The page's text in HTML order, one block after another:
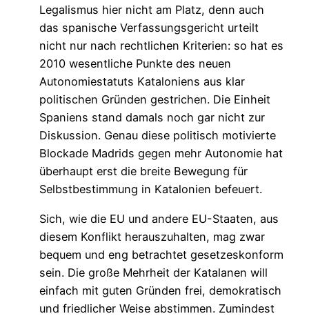
Legalismus hier nicht am Platz, denn auch
das spanische Verfassungsgericht urteilt
nicht nur nach rechtlichen Kriterien: so hat es
2010 wesentliche Punkte des neuen
Autonomiestatuts Kataloniens aus klar
politischen Gründen gestrichen. Die Einheit
Spaniens stand damals noch gar nicht zur
Diskussion. Genau diese politisch motivierte
Blockade Madrids gegen mehr Autonomie hat
überhaupt erst die breite Bewegung für
Selbstbestimmung in Katalonien befeuert.
Sich, wie die EU und andere EU-Staaten, aus
diesem Konflikt herauszuhalten, mag zwar
bequem und eng betrachtet gesetzeskonform
sein. Die große Mehrheit der Katalanen will
einfach mit guten Gründen frei, demokratisch
und friedlicher Weise abstimmen. Zumindest